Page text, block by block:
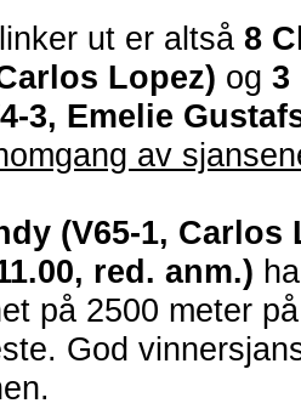
ut er altså8
Lopez) og3
3, Emelie
av
(V65-1, Carlos
red. anm.)
på 2500 meter
God